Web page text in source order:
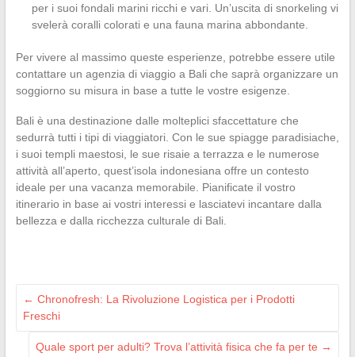
per i suoi fondali marini ricchi e vari. Un’uscita di snorkeling vi
svelerà coralli colorati e una fauna marina abbondante.
Per vivere al massimo queste esperienze, potrebbe essere utile
contattare un agenzia di viaggio a Bali che saprà organizzare un
soggiorno su misura in base a tutte le vostre esigenze.
Bali è una destinazione dalle molteplici sfaccettature che
sedurrà tutti i tipi di viaggiatori. Con le sue spiagge paradisiache,
i suoi templi maestosi, le sue risaie a terrazza e le numerose
attività all’aperto, quest’isola indonesiana offre un contesto
ideale per una vacanza memorabile. Pianificate il vostro
itinerario in base ai vostri interessi e lasciatevi incantare dalla
bellezza e dalla ricchezza culturale di Bali.
← Chronofresh: La Rivoluzione Logistica per i Prodotti
Freschi
Quale sport per adulti? Trova l’attività fisica che fa per te →